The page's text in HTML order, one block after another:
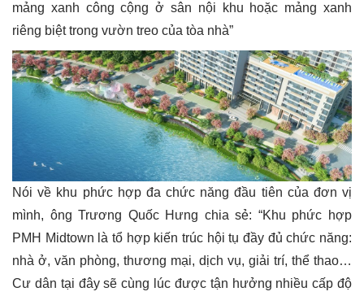
mảng xanh công cộng ở sân nội khu hoặc mảng xanh
riêng biệt trong vườn treo của tòa nhà”
Nói về khu phức hợp đa chức năng đầu tiên của đơn vị
mình, ông Trương Quốc Hưng chia sẻ: “Khu phức hợp
PMH Midtown là tổ hợp kiến trúc hội tụ đầy đủ chức năng:
nhà ở, văn phòng, thương mại, dịch vụ, giải trí, thể thao…
Cư dân tại đây sẽ cùng lúc được tận hưởng nhiều cấp độ